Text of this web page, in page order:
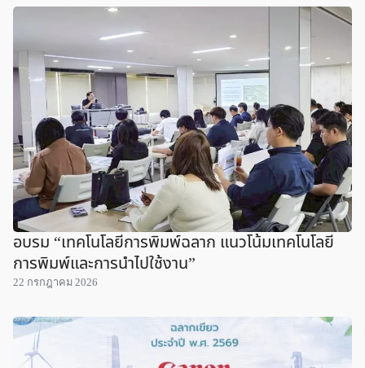
อบรม “เทคโนโลยีการพิมพ์ฉลาก แนวโน้มเทคโนโลยี
การพิมพ์และการนำไปใช้งาน”
22 กรกฎาคม 2026